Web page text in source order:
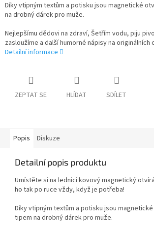
Díky vtipným textům a potisku jsou magnetické
na drobný dárek pro muže.
Nejlepšímu dědovi na zdraví, Šetřím vodu, piju
zasloužíme a další humorné nápisy na originálních
Detailní informace
ZEPTAT SE HLÍDAT SDÍLET
Popis Diskuze
Detailní popis produktu
Umístěte si na lednici kovový magnetický
ho tak po ruce vždy, když je potřeba!
Díky vtipným textům a potisku jsou
tipem na drobný dárek pro muže.